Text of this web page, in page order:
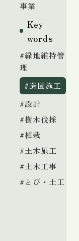
事業
Key
words
#緑地維持管
理
#造園施工
#設計
#樹木伐採
#植栽
#土木施工
#土木工事
#とび・土工